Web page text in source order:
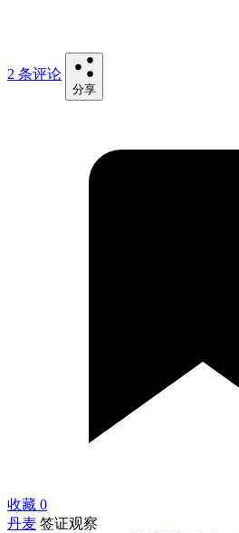
2 条评论
分享
收藏 0
丹麦 签证观察